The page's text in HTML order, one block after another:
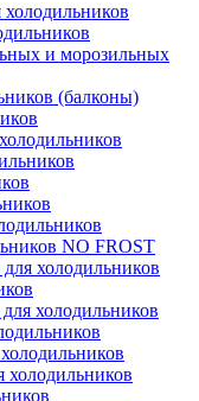
холодильников
и морозильных
(балконы)
NO FROST
холодильников
холодильников
холодильников